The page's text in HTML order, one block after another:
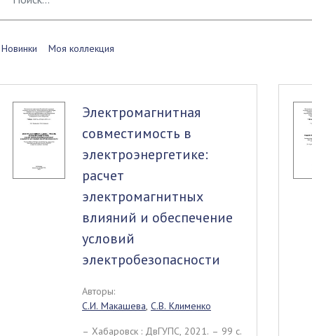
Новинки Моя коллекция
Электромагнитная
совместимость в
электроэнергетике:
расчет
электромагнитных
влияний и обеспечение
условий
электробезопасности
Авторы:
С.И. Макашева, С.В. Клименко
– Хабаровск : ДвГУПС, 2021. – 99 c.